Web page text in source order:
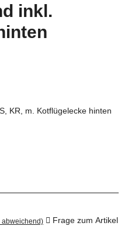
inkl.
KR, m. Kotflügelecke hinten
abweichend) Frage zum Artikel